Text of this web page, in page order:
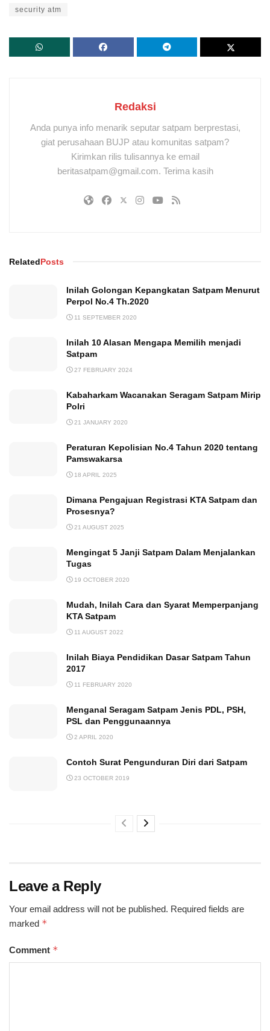
security atm
Redaksi
Anda punya info menarik seputar satpam berprestasi,
giat perusahaan BUJP atau komunitas satpam?
Kirimkan rilis tulisannya ke email
beritasatpam@gmail.com. Terima kasih
RelatedPosts
Inilah Golongan Kepangkatan Satpam Menurut
Perpol No.4 Th.2020
11 SEPTEMBER 2020
Inilah 10 Alasan Mengapa Memilih menjadi
Satpam
27 FEBRUARY 2024
Kabaharkam Wacanakan Seragam Satpam Mirip
Polri
21 JANUARY 2020
Peraturan Kepolisian No.4 Tahun 2020 tentang
Pamswakarsa
18 APRIL 2025
Dimana Pengajuan Registrasi KTA Satpam dan
Prosesnya?
21 AUGUST 2025
Mengingat 5 Janji Satpam Dalam Menjalankan
Tugas
19 OCTOBER 2020
Mudah, Inilah Cara dan Syarat Memperpanjang
KTA Satpam
11 AUGUST 2022
Inilah Biaya Pendidikan Dasar Satpam Tahun
2017
11 FEBRUARY 2020
Menganal Seragam Satpam Jenis PDL, PSH,
PSL dan Penggunaannya
2 APRIL 2020
Contoh Surat Pengunduran Diri dari Satpam
23 OCTOBER 2019
Leave a Reply
Your email address will not be published. Required fields are
marked *
Comment *